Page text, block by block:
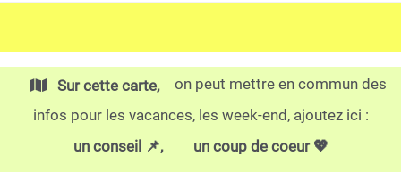
Sur cette carte,
on peut mettre en commun des
infos pour les vacances, les week-end, ajoutez ici :
un conseil 📌,
un coup de coeur 💖